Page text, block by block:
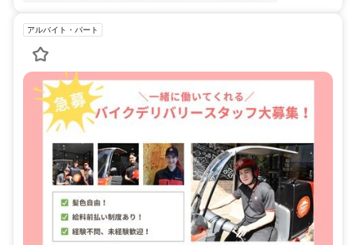
アルバイト・パート